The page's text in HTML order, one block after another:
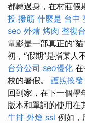
都轉過身，在村莊假
投 撥筋 什麼是 台中
seo 外燴 烤肉 整復
電影是一部真正的“
初，“假期”是指某人
台分公司 seo優化
校的暑假。 護照換發
回到家，在下一個學
版本和單詞的使用在
牛排 外燴 ssl 例如，